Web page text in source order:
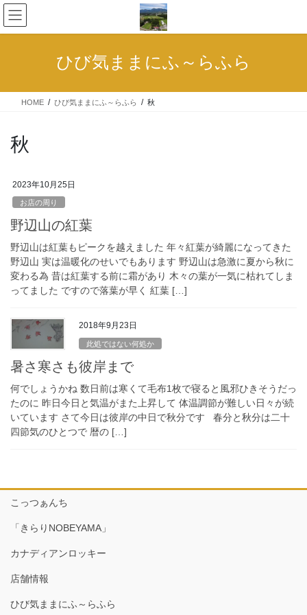
コ
ン
テ
ス
ナ
ビ
ゲ
ン
ひび気ままにふ～らふら
HOME ひび気ままにふ～らふら 秋
秋
2023年10月25日
お店の周り
野辺山の紅葉
野辺山は紅葉もピークを越えました 年々紅葉が綺麗になってきた
野辺山 実は温暖化のせいでもあります 野辺山は急激に夏から秋に
変わる為 昔は紅葉する前に霜があり 木々の葉が一気に枯れてしま
ってました ですので落葉が早く 紅葉 […]
2018年9月23日
此処ではない何処か
暑さ寒さも彼岸まで
何でしょうかね 数日前は寒くて毛布1枚で寝ると風邪ひきそうだっ
たのに 昨日今日と気温がまた上昇して 体温調節が難しい日々が続
いています さて今日は彼岸の中日で秋分です 春分と秋分は二十
四節気のひとつで 暦の […]
こっつぁんち
「きらりNOBEYAMA」
カナディアンロッキー
店舗情報
ひび気ままにふ～らふら